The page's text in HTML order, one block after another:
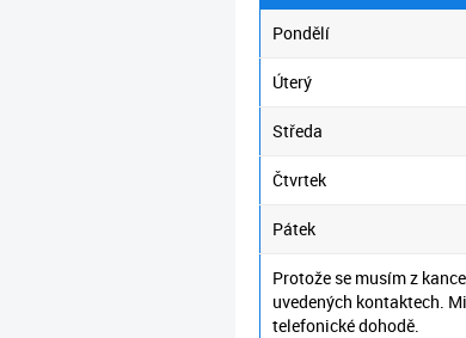
Pondělí
Úterý
Středa
Čtvrtek
Pátek
Protože se musím z
uvedených kontaktech.
telefonické dohodě.